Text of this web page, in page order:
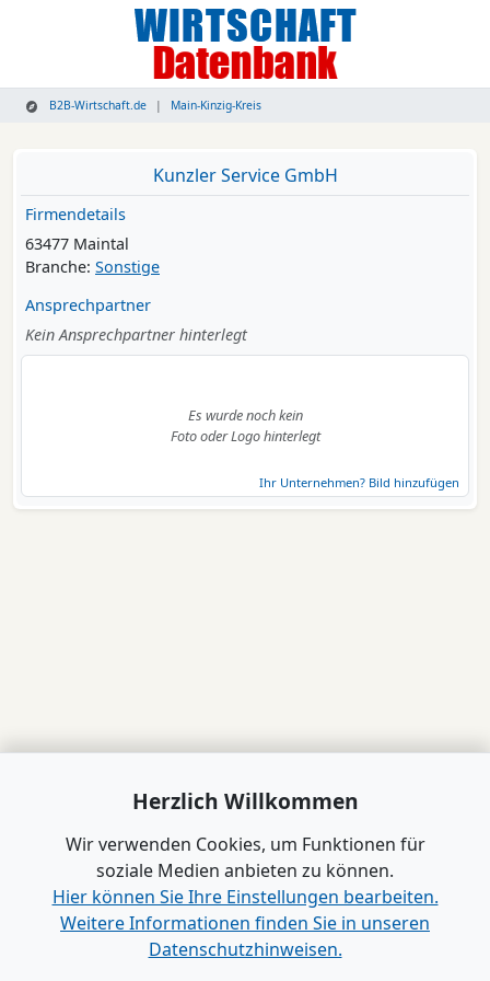
B2B-Wirtschaft.de Main-Kinzig-Kreis
Kunzler Service GmbH
Firmendetails
63477 Maintal
Branche: Sonstige
Ansprechpartner
Kein Ansprechpartner hinterlegt
Es wurde noch kein
Foto oder Logo hinterlegt
Ihr Unternehmen? Bild hinzufügen
Herzlich Willkommen
Wir verwenden Cookies, um Funktionen für
soziale Medien anbieten zu können.
Hier können Sie Ihre Einstellungen bearbeiten.
Weitere Informationen finden Sie in unseren
Datenschutzhinweisen.